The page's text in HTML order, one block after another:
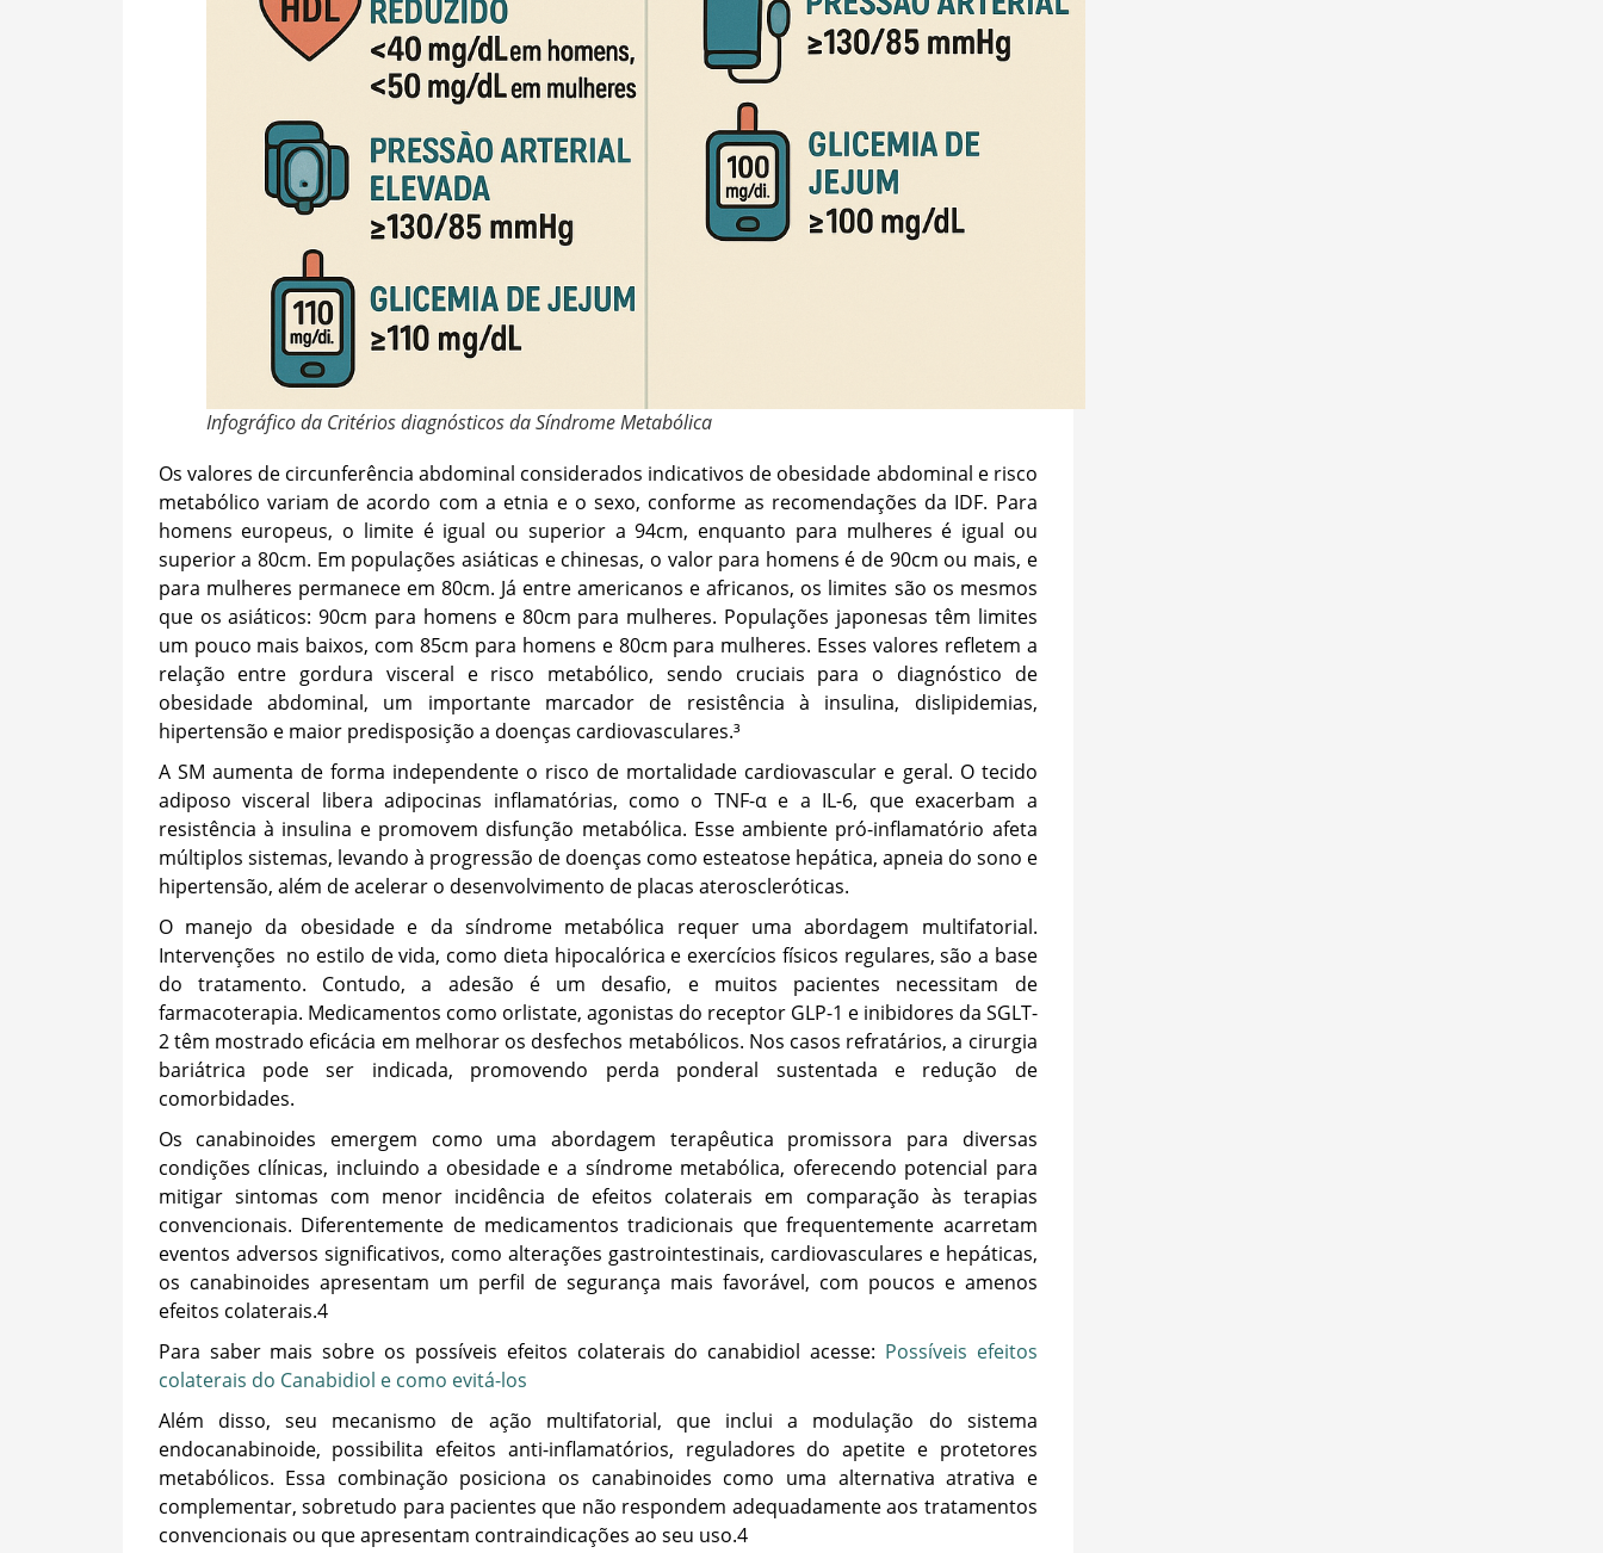
Infográfico da Critérios diagnósticos da Síndrome Metabólica
Os valores de circunferência abdominal considerados indicativos de obesidade abdominal e risco
metabólico variam de acordo com a etnia e o sexo, conforme as recomendações da IDF. Para
homens europeus, o limite é igual ou superior a 94cm, enquanto para mulheres é igual ou
superior a 80cm. Em populações asiáticas e chinesas, o valor para homens é de 90cm ou mais, e
para mulheres permanece em 80cm. Já entre americanos e africanos, os limites são os mesmos
que os asiáticos: 90cm para homens e 80cm para mulheres. Populações japonesas têm limites
um pouco mais baixos, com 85cm para homens e 80cm para mulheres. Esses valores refletem a
relação entre gordura visceral e risco metabólico, sendo cruciais para o diagnóstico de
obesidade abdominal, um importante marcador de resistência à insulina, dislipidemias,
hipertensão e maior predisposição a doenças cardiovasculares.³
A SM aumenta de forma independente o risco de mortalidade cardiovascular e geral. O tecido
adiposo visceral libera adipocinas inflamatórias, como o TNF-α e a IL-6, que exacerbam a
resistência à insulina e promovem disfunção metabólica. Esse ambiente pró-inflamatório afeta
múltiplos sistemas, levando à progressão de doenças como esteatose hepática, apneia do sono e
hipertensão, além de acelerar o desenvolvimento de placas ateroscleróticas.
O manejo da obesidade e da síndrome metabólica requer uma abordagem multifatorial.
Intervenções no estilo de vida, como dieta hipocalórica e exercícios físicos regulares, são a base
do tratamento. Contudo, a adesão é um desafio, e muitos pacientes necessitam de
farmacoterapia. Medicamentos como orlistate, agonistas do receptor GLP-1 e inibidores da SGLT-
2 têm mostrado eficácia em melhorar os desfechos metabólicos. Nos casos refratários, a cirurgia
bariátrica pode ser indicada, promovendo perda ponderal sustentada e redução de
comorbidades.
Os canabinoides emergem como uma abordagem terapêutica promissora para diversas
condições clínicas, incluindo a obesidade e a síndrome metabólica, oferecendo potencial para
mitigar sintomas com menor incidência de efeitos colaterais em comparação às terapias
convencionais. Diferentemente de medicamentos tradicionais que frequentemente acarretam
eventos adversos significativos, como alterações gastrointestinais, cardiovasculares e hepáticas,
os canabinoides apresentam um perfil de segurança mais favorável, com poucos e amenos
efeitos colaterais.4
Para saber mais sobre os possíveis efeitos colaterais do canabidiol acesse: Possíveis efeitos
colaterais do Canabidiol e como evitá-los
Além disso, seu mecanismo de ação multifatorial, que inclui a modulação do sistema
endocanabinoide, possibilita efeitos anti-inflamatórios, reguladores do apetite e protetores
metabólicos. Essa combinação posiciona os canabinoides como uma alternativa atrativa e
complementar, sobretudo para pacientes que não respondem adequadamente aos tratamentos
convencionais ou que apresentam contraindicações ao seu uso.4